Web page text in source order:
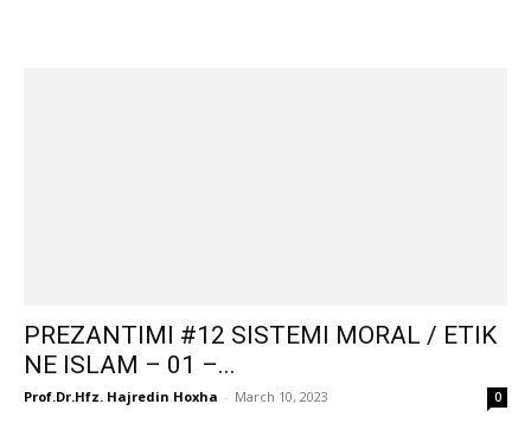
PREZANTIMI #12 SISTEMI MORAL / ETIK
NE ISLAM – 01 –...
Prof.Dr.Hfz. Hajredin Hoxha - March 10, 2023 0